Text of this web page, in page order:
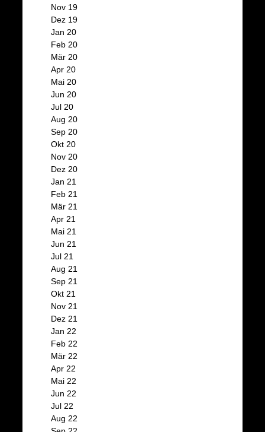
Nov 19
Dez 19
Jan 20
Feb 20
Mär 20
Apr 20
Mai 20
Jun 20
Jul 20
Aug 20
Sep 20
Okt 20
Nov 20
Dez 20
Jan 21
Feb 21
Mär 21
Apr 21
Mai 21
Jun 21
Jul 21
Aug 21
Sep 21
Okt 21
Nov 21
Dez 21
Jan 22
Feb 22
Mär 22
Apr 22
Mai 22
Jun 22
Jul 22
Aug 22